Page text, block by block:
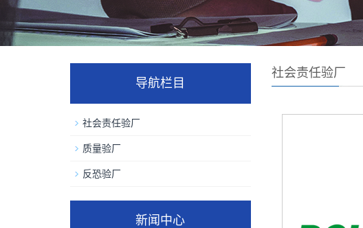
社会责任验厂
导航栏目
社会责任验厂
质量验厂
反恐验厂
新闻中心